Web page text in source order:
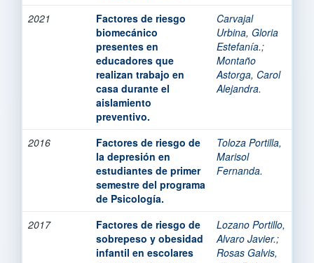
2021
Factores de riesgo
biomecánico
presentes en
educadores que
realizan trabajo en
casa durante el
aislamiento
preventivo.
Carvajal
Urbina, Gloria
Estefanía.;
Montaño
Astorga, Carol
Alejandra.
2016
Factores de riesgo de
la depresión en
estudiantes de primer
semestre del programa
de Psicología.
Toloza Portilla,
Marisol
Fernanda.
2017
Factores de riesgo de
sobrepeso y obesidad
infantil en escolares
Lozano Portillo,
Alvaro Javier.;
Rosas Galvis,